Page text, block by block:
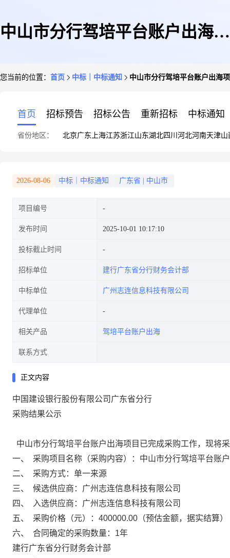
中山市分行驾培平台账户出海项
您当前的位置： 首页 中标｜中标通知 中山市分行驾培平台账户出海
首页 招标预告 招标公告 重新招标 中标通知
省份地区： 北京广东 上海江苏浙江山东湖北四川 河北河南天津山
2026-08-06 中标｜中标通知 广东省 中山市
项目编号
发布时间 2025-10-01 10:17:10
投标截止时间
招标单位 建行广东省分行财务会计部
中标单位 广州志连信息科技有限公司
代理单位
相关产品 驾培平台账户出海
联系方式
正文内容
中国建设银行股份有限公司广东省分行
采购结果公示
中山市分行驾培平台账户出海项目 已完成采购工作，现将
一、
采购项目名称（采购内容）：中山市分行驾培平台账
二、
采购方式：单一来源
三、
候选供应商：广州志连信息科技有限公司
四、
入选供应商：广州志连信息科技有限公司
五、
采购价格（元）：400000.00（预估金额，据实结算）
六、
合同确定的采购数量：1年
建行广东省分行财务会计部